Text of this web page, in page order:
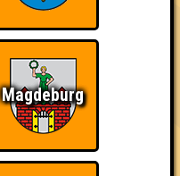
18 48
16 47
15 47
Magdeburg